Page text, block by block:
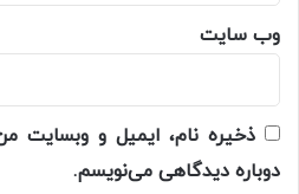
وب‌ سایت
ذخیره نام، ایمیل و وبسایت
دوباره دیدگاهی می‌نویسم.